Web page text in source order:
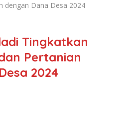
dengan Dana Desa 2024
Tingkatkan
Pertanian
2024